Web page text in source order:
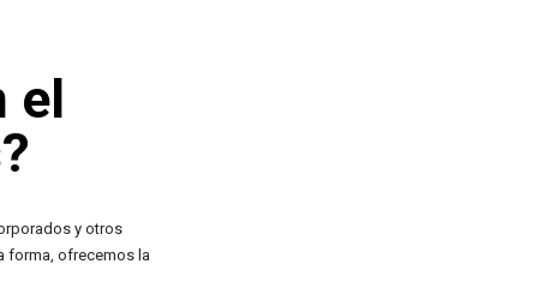
el
y otros
forma, ofrecemos la